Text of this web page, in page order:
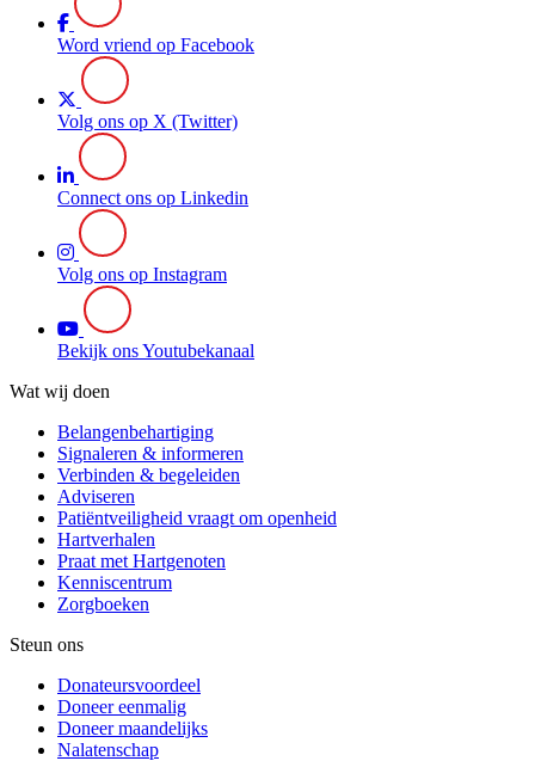
Word vriend op Facebook
Volg ons op X (Twitter)
Connect ons op Linkedin
Volg ons op Instagram
Bekijk ons Youtubekanaal
Wat wij doen
Belangenbehartiging
Signaleren & informeren
Verbinden & begeleiden
Adviseren
Patiëntveiligheid vraagt om openheid
Hartverhalen
Praat met Hartgenoten
Kenniscentrum
Zorgboeken
Steun ons
Donateursvoordeel
Doneer eenmalig
Doneer maandelijks
Nalatenschap